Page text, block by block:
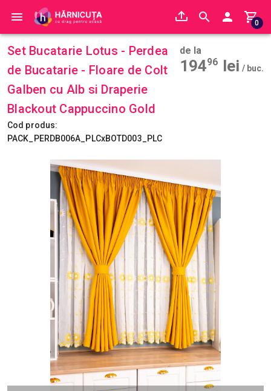
0
Set Bucatarie Lotus - Perdea
de Bucatarie - Floare de Colt
Galben cu Alb si Draperie
Blackout Cappuccino Gold
Cod produs:
PACK_PERDB006A_PLCxBOTD003_PLC
de la
19496 lei / buc.